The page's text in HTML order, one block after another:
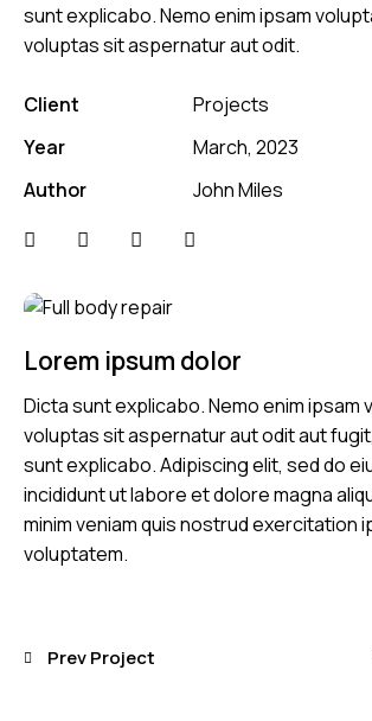
Lorem ipsum dolor
Dicta sunt explicabo. Nemo enim ipsam
voluptas sit aspernatur aut odit aut
sunt explicabo. Adipiscing elit, sed do
incididunt ut labore et dolore magna
minim veniam quis nostrud exercitation
voluptatem.
sunt explicabo. Nemo enim ipsam
voluptas sit aspernatur aut odit.
Client
Projects
Year
March, 2023
Author
John Miles
Prev Project